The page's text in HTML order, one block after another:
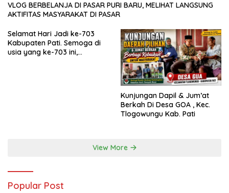
VLOG BERBELANJA DI PASAR PURI BARU, MELIHAT LANGSUNG
AKTIFITAS MASYARAKAT DI PASAR
Selamat Hari Jadi ke-703
Kabupaten Pati. Semoga di
usia yang ke-703 ini,
Salam sedulur Pati Selawase.
Facebook
Kunjungan Dapil & Jum’at
Berkah Di Desa GOA , Kec.
Tlogowungu Kab. Pati
View More
Popular Post